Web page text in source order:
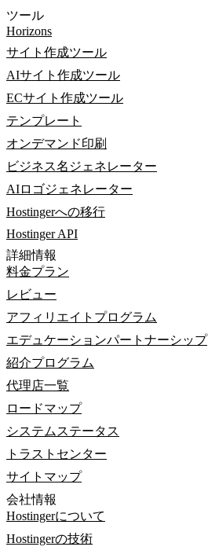
ツール
Horizons
サイト作成ツール
AIサイト作成ツール
ECサイト作成ツール
テンプレート
オンデマンド印刷
ビジネス名ジェネレーター
AIロゴジェネレーター
Hostingerへの移行
Hostinger API
詳細情報
料金プラン
レビュー
アフィリエイトプログラム
エデュケーションパートナーシップ
紹介プログラム
代理店一覧
ロードマップ
システムステータス
トラストセンター
サイトマップ
会社情報
Hostingerについて
Hostingerの技術